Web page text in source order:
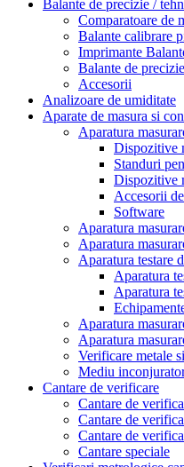
Balante de precizie /
Comparatoare de
Balante calibrare
Imprimante
Balante de
Accesorii
Analizoare de umiditate
Aparate de masura si
Aparatura
Dispozitive
Standuri
Dispozitive
Accesorii
Software
Aparatura
Aparatura
Aparatura testare
Aparatura
Aparatura
Aparatura
Aparatura
Verificare metale
Mediu
Cantare de verificare
Cantare de
Cantare de
Cantare de
Cantare speciale